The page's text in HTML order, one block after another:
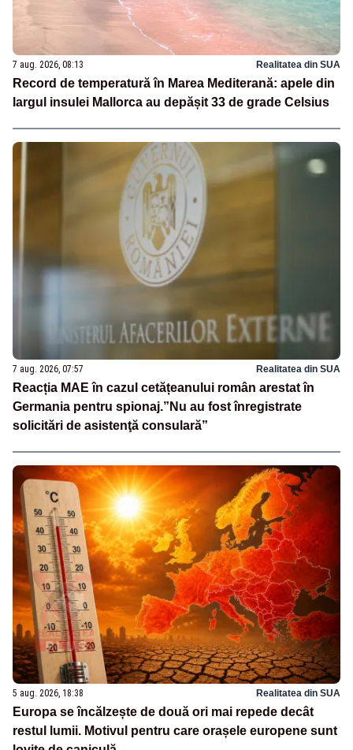
7 aug. 2026, 08:13 Realitatea din SUA
Record de temperatură în Marea Mediterană: apele din
largul insulei Mallorca au depășit 33 de grade Celsius
7 aug. 2026, 07:57 Realitatea din SUA
Reacția MAE în cazul cetățeanului român arestat în
Germania pentru spionaj.”Nu au fost înregistrate
solicitări de asistenţă consulară”
5 aug. 2026, 18:38 Realitatea din SUA
Europa se încălzește de două ori mai repede decât
restul lumii. Motivul pentru care orașele europene sunt